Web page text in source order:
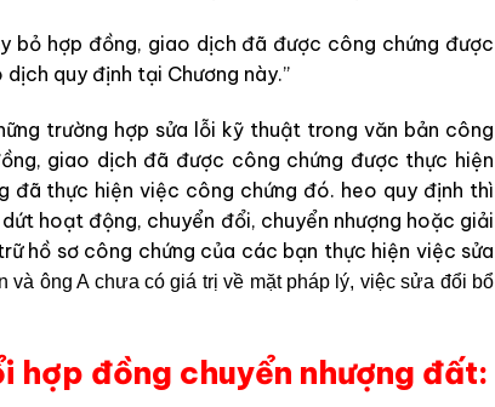
bỏ hợp đồng, giao dịch đã được công chứng được
quy định tại Chương này.”
trường hợp sửa lỗi kỹ thuật trong văn bản công
giao dịch đã được công chứng được thực hiện
đã thực hiện việc công chứng đó. heo quy định thì
hoạt động, chuyển đổi, chuyển nhượng hoặc giải
hồ sơ công chứng của các bạn thực hiện việc sửa
và ông A chưa có giá trị về mặt pháp lý, việc sửa đổi bổ
hợp đồng chuyển nhượng đất: